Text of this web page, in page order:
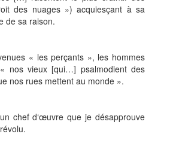
des nuages ») acquiesçant à sa
de sa raison.
« les perçants », les hommes
nos vieux [qui…] psalmodient des
nos rues mettent au monde ».
un chef d‘œuvre que je désapprouve